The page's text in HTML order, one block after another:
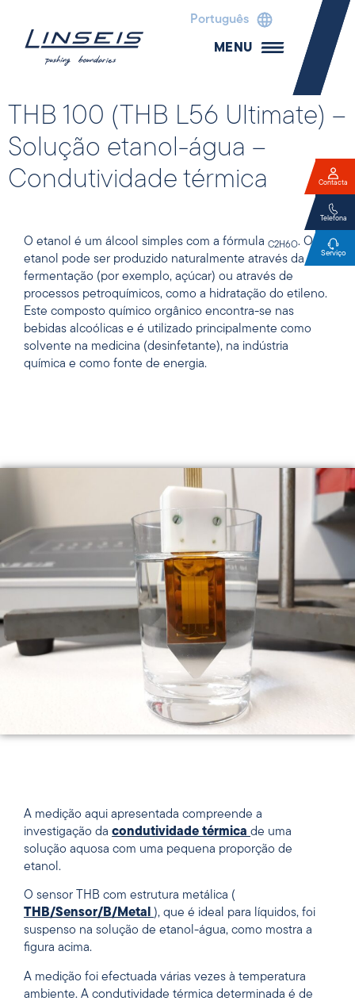
Português
MENU
THB 100 (THB L56 Ultimate) –
Solução etanol-água –
Condutividade térmica
O etanol é um álcool simples com a fórmula C2H6O. O
etanol pode ser produzido naturalmente através da
fermentação (por exemplo, açúcar) ou através de
processos petroquímicos, como a hidratação do etileno.
Este composto químico orgânico encontra-se nas
bebidas alcoólicas e é utilizado principalmente como
solvente na medicina (desinfetante), na indústria
química e como fonte de energia.
A medição aqui apresentada compreende a
investigação da condutividade térmica de uma
solução aquosa com uma pequena proporção de
etanol.
O sensor THB com estrutura metálica (
THB/Sensor/B/Metal ), que é ideal para líquidos, foi
suspenso na solução de etanol-água, como mostra a
figura acima.
A medição foi efectuada várias vezes à temperatura
ambiente. A condutividade térmica determinada é de
Contacta
Telefona
Serviço